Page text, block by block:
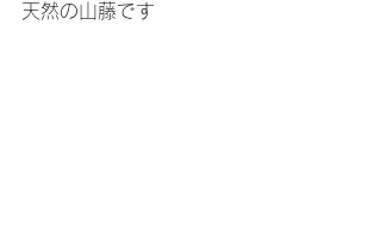
天然の山藤です